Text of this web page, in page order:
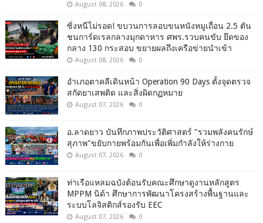
August 08, 2026 0
ซิ่งหนีไม่รอด! ขบวนการลอบขนหนังหมูเถื่อน 2.5 ตัน
ชนการ์ดเรลกลางมุกดาหาร ศพร.รวบคนขับ ยึดของ
กลาง 130 กระสอบ ขยายผลถึงเครือข่ายนำเข้า
August 08, 2026 0
อำเภอตาคลีเดินหน้า Operation 90 Days ตั้งจุดตรวจ
สกัดยาเสพติด และสิ่งผิดกฏหมาย
August 07, 2026 0
อ.ลาดยาว บันทึกภาพประวัติศาสตร์ "รวมพลังคนรักษ์
สุภาพ"ขยับกายพร้อมกันเพื่อเพิ่มกำลังให้ร่างกาย
August 07, 2026 0
ท่าเรือแหลมฉบังต้อนรับคณะศึกษาดูงานหลักสูตร
MPPM นิด้า ศึกษาการพัฒนาโครงสร้างพื้นฐานและ
ระบบโลจิสติกส์รองรับ EEC
August 07, 2026 0